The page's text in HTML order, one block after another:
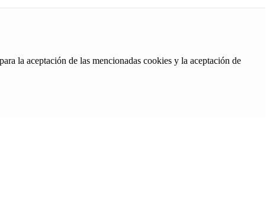
la aceptación de las mencionadas cookies y la aceptación de